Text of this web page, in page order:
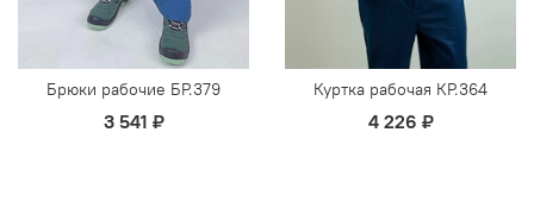
Брюки рабочие БР.379
3 541 ₽
Куртка рабочая КР.364
4 226 ₽